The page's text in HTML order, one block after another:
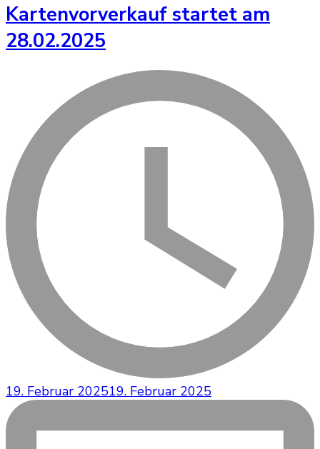
Kartenvorverkauf startet am
28.02.2025
19. Februar 202519. Februar 2025